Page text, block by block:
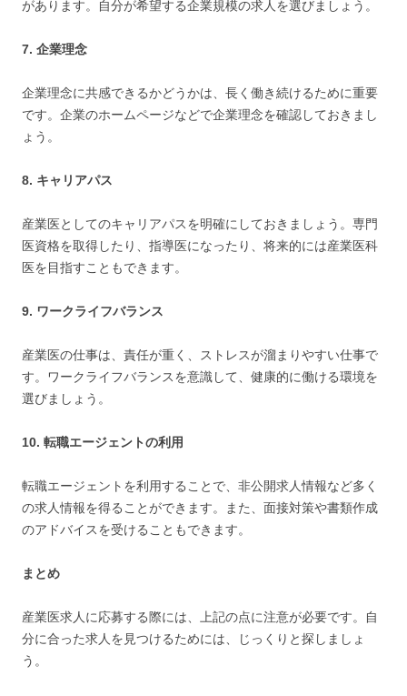
があります。自分が希望する企業規模の求人を選びましょう。
7. 企業理念
企業理念に共感できるかどうかは、長く働き続けるために重要
です。企業のホームページなどで企業理念を確認しておきまし
ょう。
8. キャリアパス
産業医としてのキャリアパスを明確にしておきましょう。専門
医資格を取得したり、指導医になったり、将来的には産業医科
医を目指すこともできます。
9. ワークライフバランス
産業医の仕事は、責任が重く、ストレスが溜まりやすい仕事で
す。ワークライフバランスを意識して、健康的に働ける環境を
選びましょう。
10. 転職エージェントの利用
転職エージェントを利用することで、非公開求人情報など多く
の求人情報を得ることができます。また、面接対策や書類作成
のアドバイスを受けることもできます。
まとめ
産業医求人に応募する際には、上記の点に注意が必要です。自
分に合った求人を見つけるためには、じっくりと探しましょ
う。